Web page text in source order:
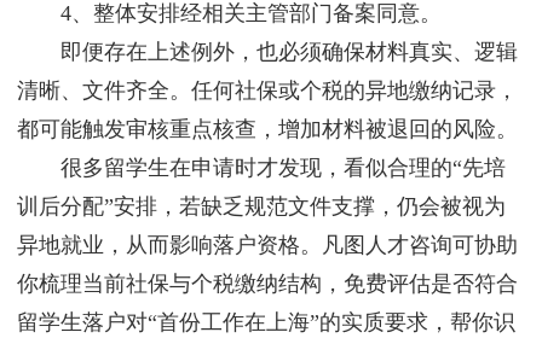
4、整体安排经相关主管部门备案同意。
即便存在上述例外，也必须确保材料真实、逻辑
清晰、文件齐全。任何社保或个税的异地缴纳记录，
都可能触发审核重点核查，增加材料被退回的风险。
很多留学生在申请时才发现，看似合理的“先培
训后分配”安排，若缺乏规范文件支撑，仍会被视为
异地就业，从而影响落户资格。凡图人才咨询可协助
你梳理当前社保与个税缴纳结构，免费评估是否符合
留学生落户对“首份工作在上海”的实质要求，帮你识